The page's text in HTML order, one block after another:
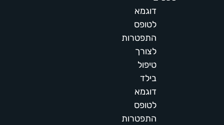
דוגמא
לטופס
התפטרות
לצורך
טיפול
בילד
דוגמא
לטופס
התפטרות